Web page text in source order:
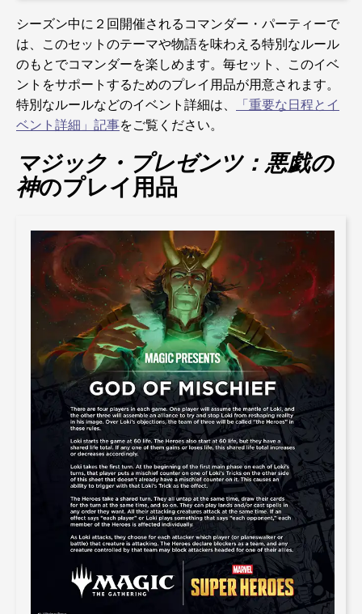
シーズン中に２回開催されるコマンダー・パーティーで
は、このセットのテーマや物語を味わえる特別なルール
のもとでコマンダーを楽しめます。毎セット、このイベ
ントをサポートするためのプレイ用品が用意されます。
特別なルールなどのイベント詳細は、
「重要な日程とイ
ベント詳細」記事をご覧ください。
マジック・プレゼンツ：悪戯の
神のプレイ用品